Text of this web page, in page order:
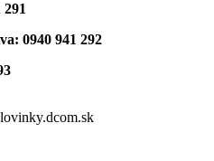
0940 941 292